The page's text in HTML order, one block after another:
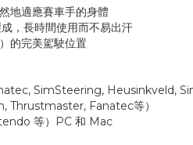
地適應賽車手的身體
，長時間使用而不易出汗
的完美駕駛位置
SimSteering, Heusinkveld,
Thrustmaster, Fanatec等）
等）PC 和 Mac